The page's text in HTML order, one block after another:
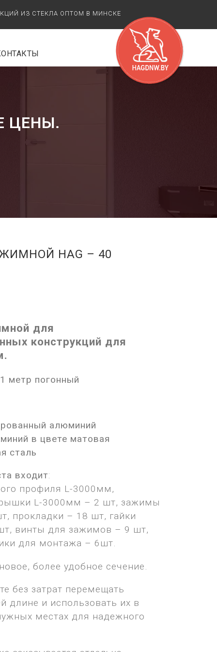
ИЗ СТЕКЛА ОПТОМ В МИНСКЕ
ЦЕНЫ.
HAG – 40
для
конструкций для
метр погонный
алюминий
в цвете матовая
сталь
входит:
профиля L-3000мм,
L-3000мм – 2 шт, зажимы
прокладки – 18 шт, гайки
винты для зажимов – 9 шт,
для монтажа – 6шт.
более удобное сечение.
без затрат перемещать
длине и использовать их в
местах для надежного